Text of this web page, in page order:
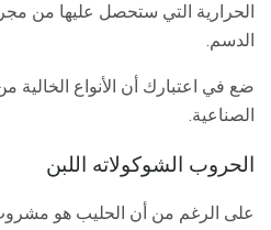
الحرارية التي ستحصل عليها من
الدسم.
ضع في اعتبارك أن الأنواع الخالية
الصناعية.
الحروب الشوكولاته اللبن
على الرغم من أن الحليب هو